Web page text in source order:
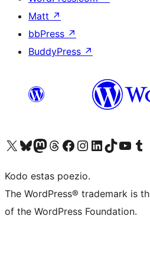
Matt ↗
bbPress ↗
BuddyPress ↗
Visit our X (formerly Twitter) account
Visit our Bluesky account
Visit our Mastodon account
Visit our Threads account
Visit our Facebook page
Visit our Instagram account
Visit our LinkedIn account
Visit our TikTok account
Visit our Visit
Kodo estas poezio.
The WordPress® trademark is
of the WordPress Foundation.